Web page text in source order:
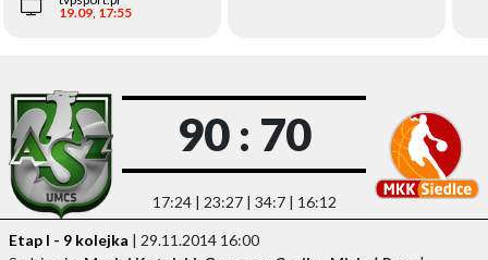
19.09, 17:55
90 : 70
17:24 | 23:27 | 34:7 | 16:12
Etap I - 9 kolejka | 29.11.2014 16:00